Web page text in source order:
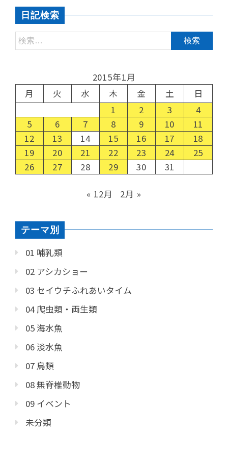
日記検索
2015年1月
月
火 水 木 金 土
日
1
2 3
4
5
6 7 8 9 10
11
12
13 14 15 16 17
18
19
20 21 22 23 24
25
26
27 28 29 30 31
« 12月 2月 »
テーマ別
01 哺乳類
02 アシカショー
03 セイウチふれあいタイム
04 爬虫類・両生類
05 海水魚
06 淡水魚
07 鳥類
08 無脊椎動物
09 イベント
未分類